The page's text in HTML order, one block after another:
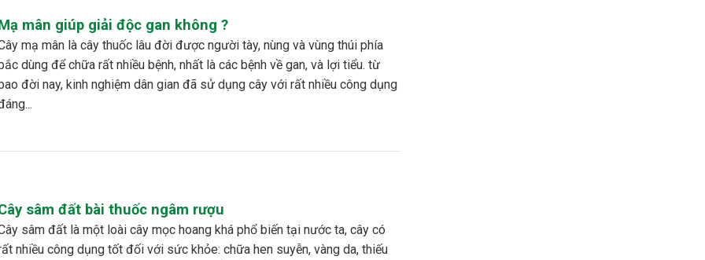
mân giúp giải độc gan không ?
tày, nùng và vùng thúi phía
dùng để chữa rất nhiều bệnh, nhất là các bệnh về gan, và lợi tiểu. từ
đời nay, kinh nghiệm dân gian đã sử dụng cây với rất nhiều công dụng
sâm đất bài thuốc ngâm rượu
phổ biến tại nước ta, cây có
nhiều công dụng tốt đối với sức khỏe: chữa hen suyễn, vàng da, thiếu